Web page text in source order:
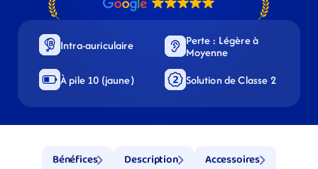
Intra-auriculaire
Perte : Légère à
Moyenne
À pile 10 (jaune)
Solution de Classe 2
Bénéfices Description
Accessoires